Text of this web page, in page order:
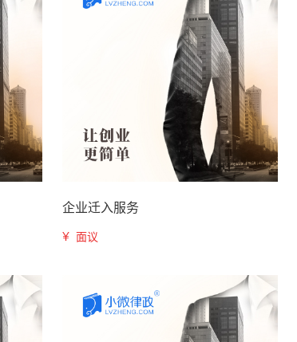
企业迁入服务
¥ 面议